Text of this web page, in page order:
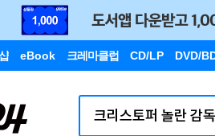
eBook 크레마클럽 CD/LP DVD/